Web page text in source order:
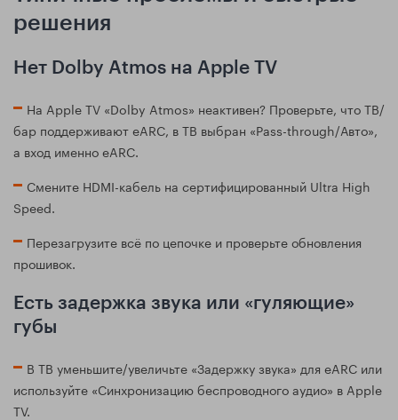
решения
Нет Dolby Atmos на Apple TV
На Apple TV «Dolby Atmos» неактивен? Проверьте, что ТВ/
бар поддерживают eARC, в ТВ выбран «Pass-through/Авто»,
а вход именно eARC.
Смените HDMI-кабель на сертифицированный Ultra High
Speed.
Перезагрузите всё по цепочке и проверьте обновления
прошивок.
Есть задержка звука или «гуляющие»
губы
В ТВ уменьшите/увеличьте «Задержку звука» для eARC или
используйте «Синхронизацию беспроводного аудио» в Apple
TV.